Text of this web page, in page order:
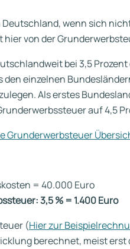
wenn sich
hier von der
bei 3,5
den einzelnen
Als erstes
auf 4,5
Grunderwerbsteuer
= 40.000 Euro
3,5 % = 1.400 Euro
(Hier zur
berechnet, meist